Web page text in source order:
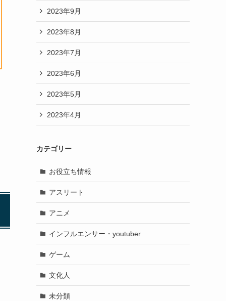
2023年9月
2023年8月
2023年7月
2023年6月
2023年5月
2023年4月
カテゴリー
お役立ち情報
アスリート
アニメ
インフルエンサー・youtuber
ゲーム
文化人
未分類